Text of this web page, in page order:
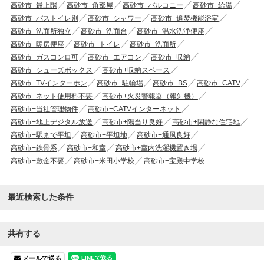
高砂市+最上階 高砂市+角部屋 高砂市+バルコニー
高砂市+給湯
高砂市+バストイレ別
高砂市+シャワー
高砂市+追焚機能浴室
高砂市+洗面所独立
高砂市+洗面台
高砂市+温水洗浄便座
高砂市+暖房便座
高砂市+トイレ
高砂市+洗面所
高砂市+ガスコンロ可
高砂市+エアコン
高砂市+収納
高砂市+シューズボックス
高砂市+収納スペース
高砂市+TVインターホン
高砂市+駐輪場 高砂市+BS
高砂市+CATV
高砂市+ネット使用料不要
高砂市+火災警報器（報知機）
高砂市+当社管理物件
高砂市+CATVインターネット
高砂市+地上デジタル放送
高砂市+陽当り良好
高砂市+閑静な住宅地
高砂市+駅まで平坦
高砂市+平坦地
高砂市+通風良好
高砂市+鉄骨系
高砂市+和室
高砂市+室内洗濯機置き場
高砂市+敷金不要
高砂市+米田小学校 高砂市+宝殿中学校
最近検索した条件
共有する
メールで送る